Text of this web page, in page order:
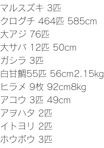
マルスズキ 3匹
クログチ 464匹 585cm
大アジ 76匹
大サバ 12匹 50cm
ガシラ 3匹
白甘鯛55匹 56cm2.15kg
ヒラメ 9枚 92cm8kg
アコウ 3匹 49cm
アヲハタ 2匹
イトヨリ 2匹
ホウボウ 3匹